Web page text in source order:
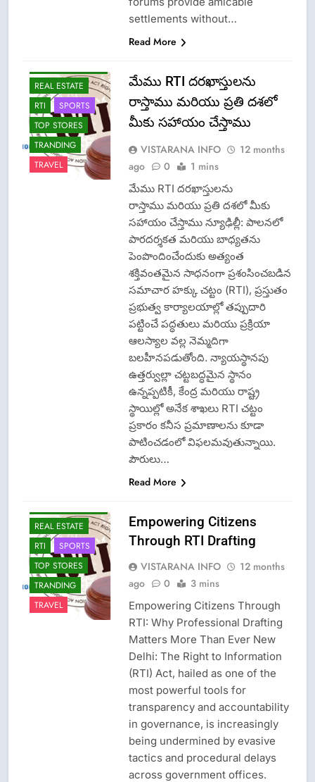
settlements without…
Read More
REAL ESTATE
RTI
SPORTS
TOP STORES
TRANDING
TRAVEL
మేము RTI దరఖాస్తులను
రాస్తాము మరియు ప్రతి దశలో
మీకు సహాయం చేస్తాము
VISTARANA INFO
12 months
ago
0 1 mins
మేము RTI దరఖాస్తులను
రాస్తాము మరియు ప్రతి దశలో మీకు
సహాయం చేస్తాము న్యూఢిల్లీ: పాలనలో
పారదర్శకత మరియు బాధ్యతను
పెంపొందించేందుకు అత్యంత
శక్తివంతమైన సాధనంగా ప్రశంసించబడిన
సమాచార హక్కు చట్టం (RTI), ప్రస్తుతం
ప్రభుత్వ కార్యాలయాల్లో తప్పుదారి
పట్టించే పద్ధతులు మరియు ప్రక్రియా
ఆలస్యాల వల్ల నెమ్మదిగా
బలహీనపడుతోంది. న్యాయస్థానపు
ఉత్తర్వుల్లా చట్టబద్ధమైన స్థానం
ఉన్నప్పటికీ, కేంద్ర మరియు రాష్ట్ర
స్థాయిల్లో అనేక శాఖలు RTI చట్టం
ప్రకారం కనీస ప్రమాణాలను కూడా
పాటించడంలో విఫలమవుతున్నాయి.
పౌరులు…
Read More
REAL ESTATE
RTI
SPORTS
TOP STORES
TRANDING
TRAVEL
Empowering Citizens
Through RTI Drafting
VISTARANA INFO
12 months
ago
0 3 mins
Empowering Citizens Through
RTI: Why Professional Drafting
Matters More Than Ever New
Delhi: The Right to Information
(RTI) Act, hailed as one of the
most powerful tools for
transparency and accountability
in governance, is increasingly
being undermined by evasive
tactics and procedural delays
across government offices.